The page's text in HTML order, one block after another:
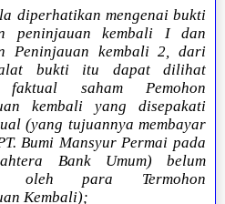
diperhatikan mengenai bukti
peninjauan kembali I dan
Peninjauan kembali 2, dari
bukti itu dapat dilihat
faktual saham Pemohon
kembali yang disepakati
(yang tujuannya membayar
Bumi Mansyur Permai pada
Bank Umum) belum
oleh para Termohon
Kembali);